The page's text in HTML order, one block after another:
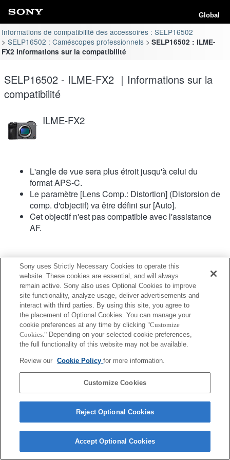
Global
Informations de compatibilité des accessoires : SELP16502
SELP16502 : Caméscopes professionnels
SELP16502 : ILME-
FX2 Informations sur la compatibilité
SELP16502 - ILME-FX2 ｜Informations sur la
compatibilité
ILME-FX2
L'angle de vue sera plus étroit jusqu'à celui du
format APS-C.
Le paramètre [Lens Comp.: Distortion] (Distorsion de
comp. d'objectif) va être défini sur [Auto].
Cet objectif n'est pas compatible avec l'assistance
AF.
Informations sur la compatibilité des fonctions
Terms of Use Contact Us
Copyright 2026 Sony Corporation
Sony uses Strictly Necessary Cookies to operate this
website. These cookies are essential, and will always
remain active. Sony also uses Optional Cookies to improve
site functionality, analyze usage, deliver advertisements and
interact with third parties. By using this site, you agree to
the placement of Optional Cookies. You can manage your
cookie preferences at any time by clicking "Customize
Cookies." Depending on your selected cookie preferences,
the full functionality of this website may not be available.
Review our Cookie Policyfor more information.
Customize Cookies
Reject Optional Cookies
Accept Optional Cookies